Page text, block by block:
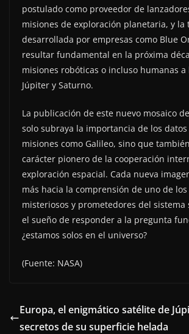
postulado como proveedor de
misiones de exploración planetaria, y la
desarrollada por empresas como Blue
resultar fundamental en la próxima
misiones robóticas o incluso humanas
Júpiter y Saturno.
La publicación de este nuevo mosaico
solo subraya la importancia de los
misiones como Galileo, sino que
carácter pionero de la cooperación
exploración espacial. Cada nueva
más hacia la comprensión de uno de
misteriosos y prometedores del sistema
el sueño de responder a la pregunta
¿estamos solos en el universo?
(Fuente: NASA)
Europa, el enigmático satélite de
secretos de su superficie helada